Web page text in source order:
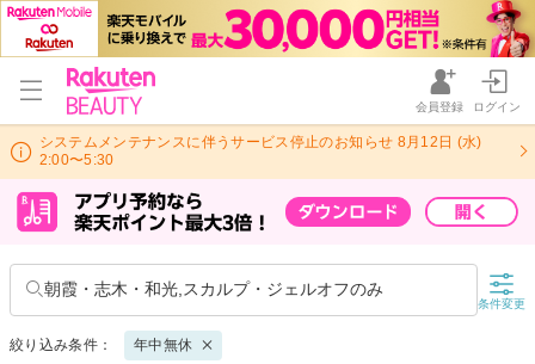
会員登録 ログイン
システムメンテナンスに伴うサービス停止のお知らせ 8月12日 (水)
2:00〜5:30
朝霞・志木・和光,スカルプ・ジェルオフのみ
条件変更
絞り込み条件： 年中無休